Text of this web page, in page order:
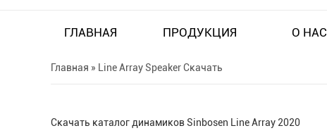
ГЛАВНАЯ ПРОДУКЦИЯ О НАС
Главная » Line Array Speaker Скачать
Скачать каталог динамиков Sinbosen Line Array 2020